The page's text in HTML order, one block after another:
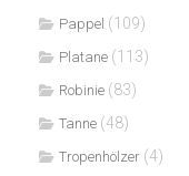
Pappel (109)
Platane (113)
Robinie (83)
Tanne (48)
Tropenhölzer (4)